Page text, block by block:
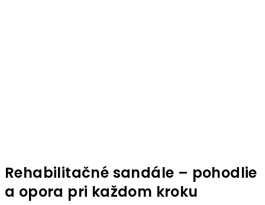
Rehabilitačné sandále – pohodlie
a opora pri každom kroku